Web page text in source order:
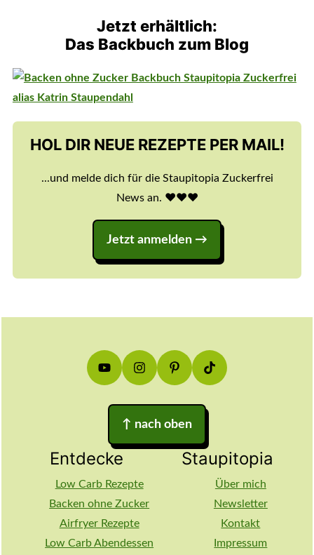
Jetzt erhältlich:
Das Backbuch zum Blog
HOL DIR NEUE REZEPTE PER MAIL!
...und melde dich für die Staupitopia Zuckerfrei
News an. ♥️♥️♥️
Jetzt anmelden
↑ nach oben
Entdecke
Low Carb Rezepte
Backen ohne Zucker
Airfryer Rezepte
Low Carb Abendessen
Staupitopia
Über mich
Newsletter
Kontakt
Impressum